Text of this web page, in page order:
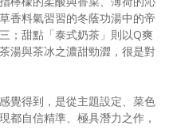
香料氣習習的冬蔭功湯中的帝
；甜點「泰式奶茶」則以Q爽
湯與茶冰之濃甜勁澀，很是對
覺得到，是從主題設定、菜色
都自信精準、極具潛力之作，